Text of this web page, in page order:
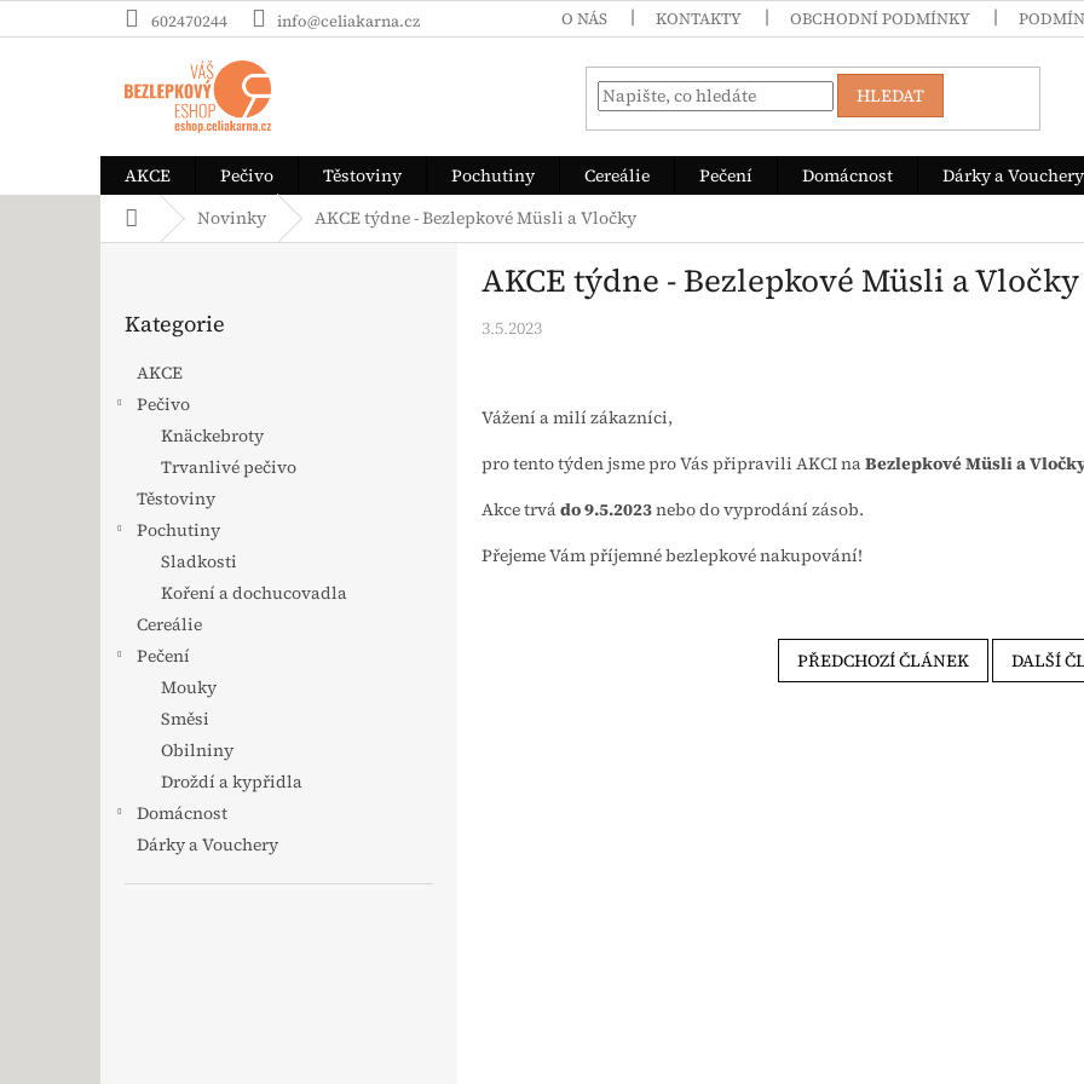
602470244 info@celiakarna.cz O NÁS KONTAKTY OBCHODNÍ PODMÍNKY
HLEDAT
AKCE Pečivo Těstoviny Pochutiny Cereálie Pečení Domácnost Dárky a Vouchery
Domů Novinky AKCE týdne - Bezlepkové Müsli a Vločky
Kategorie
AKCE
Pečivo
Knäckebroty
Trvanlivé pečivo
Těstoviny
Pochutiny
Sladkosti
Koření a dochucovadla
Cereálie
Pečení
Mouky
Směsi
Obilniny
Droždí a kypřidla
Domácnost
Dárky a Vouchery
AKCE týdne - Bezlepkové Müsli a Vločky
3.5.2023
Vážení a milí zákazníci,
pro tento týden jsme pro Vás připravili AKCI naBezlepkové Müsli a
Akce trvádo 9.5.2023nebo do vyprodání zásob.
Přejeme Vám příjemné bezlepkové nakupování!
PŘEDCHOZÍ ČLÁNEK DALŠÍ